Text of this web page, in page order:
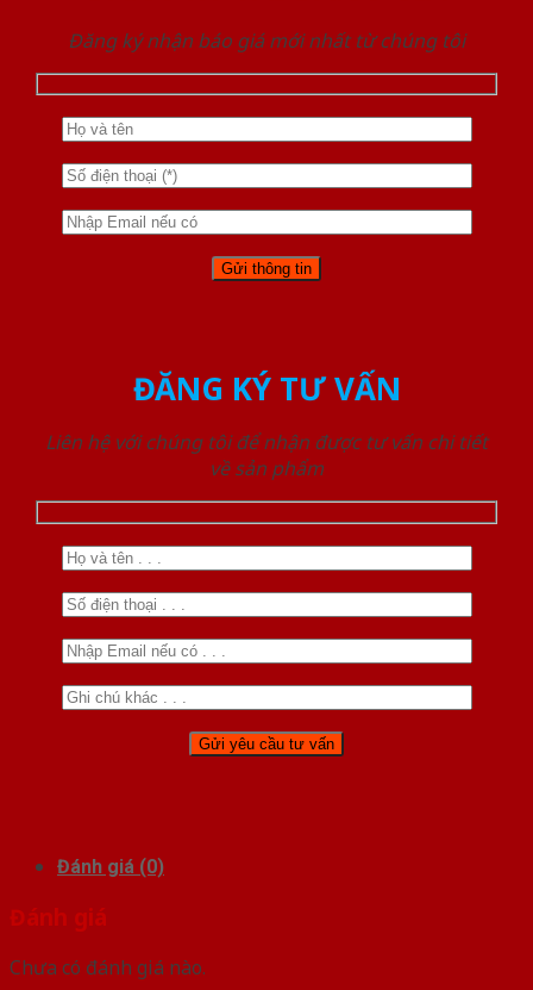
Đăng ký nhận báo giá mới nhất từ chúng tôi
ĐĂNG KÝ TƯ VẤN
Liên hệ với chúng tôi để nhận được tư vấn chi tiết
về sản phẩm
Đánh giá (0)
Đánh giá
Chưa có đánh giá nào.